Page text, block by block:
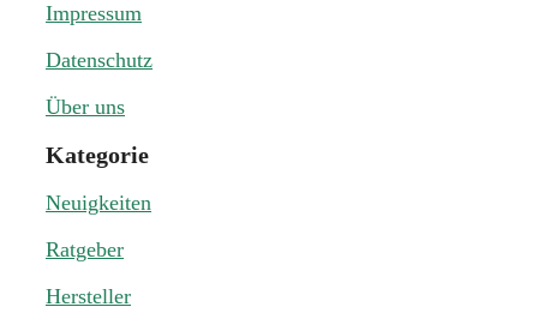
Impressum
Datenschutz
Über uns
Kategorie
Neuigkeiten
Ratgeber
Hersteller